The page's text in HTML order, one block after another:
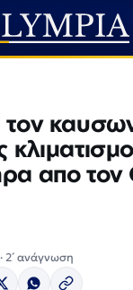
τον
απο
2΄ ανάγνωση